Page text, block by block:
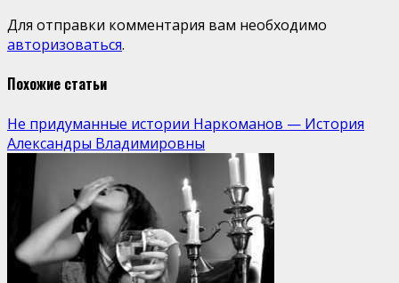
Для отправки комментария вам необходимо
авторизоваться.
Похожие статьи
Не придуманные истории Наркоманов — История
Александры Владимировны